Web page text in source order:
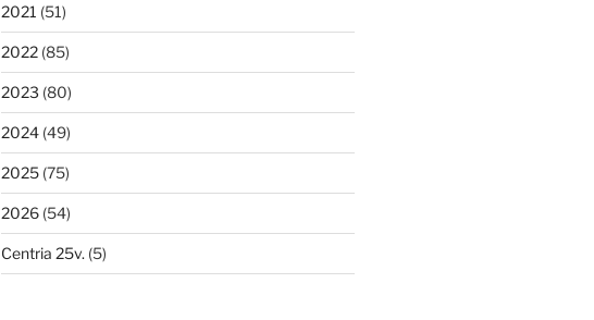
2021 (51)
2022(85)
2023 (80)
2024(49)
2025(75)
2026(54)
Centria 25v. (5)